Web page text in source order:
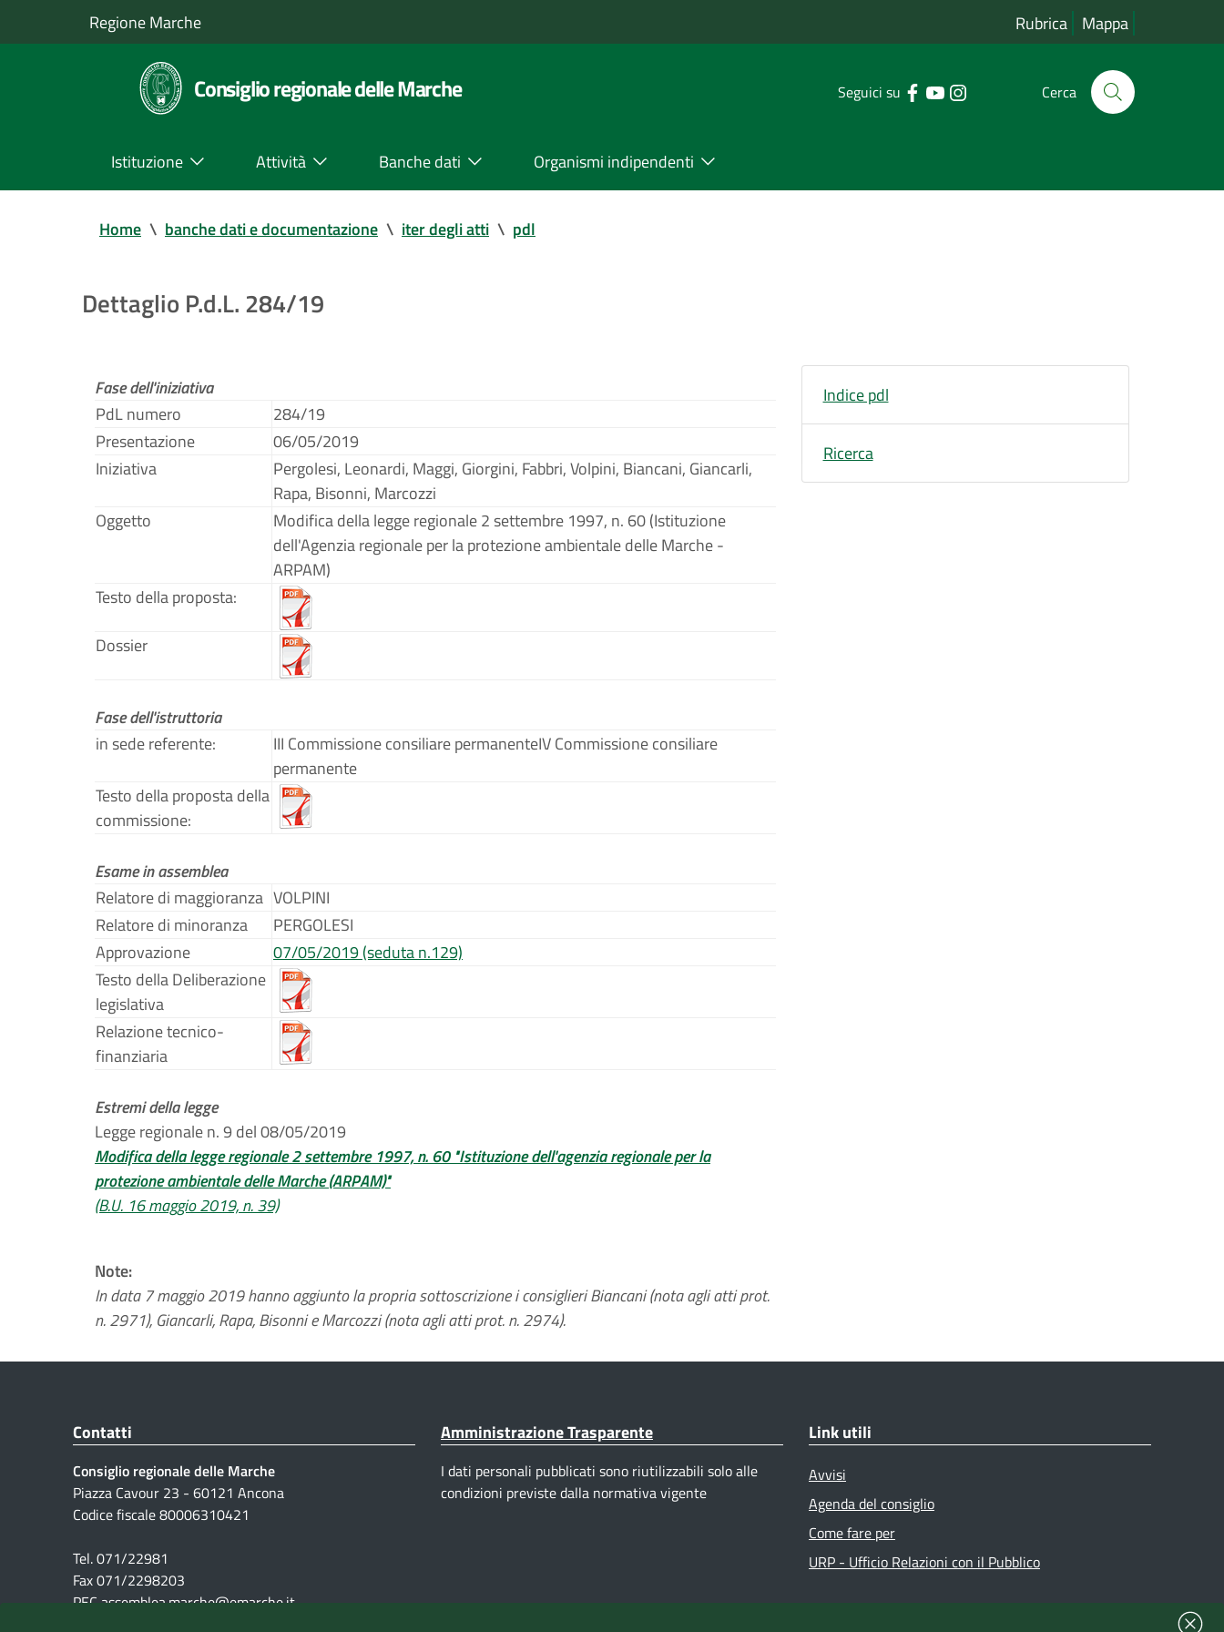
Regione Marche Rubrica Mappa
Consiglio regionale delle Marche Seguici su Cerca
Istituzione Attività Banche dati Organismi indipendenti
Home \ banche dati e documentazione \ iter degli atti \ pdl
Dettaglio P.d.L. 284/19
Fase dell'iniziativa
PdL numero
284/19
Presentazione
06/05/2019
Iniziativa
Pergolesi, Leonardi, Maggi, Giorgini, Fabbri, Volpini, Biancani, Giancarli,
Rapa, Bisonni, Marcozzi
Oggetto
Modifica della legge regionale 2 settembre 1997, n. 60 (Istituzione
dell'Agenzia regionale per la protezione ambientale delle Marche -
ARPAM)
Testo della proposta:
Dossier
Fase dell'istruttoria
in sede referente:
III Commissione consiliare permanenteIV Commissione consiliare
permanente
Testo della proposta della
commissione:
Esame in assemblea
Relatore di maggioranza VOLPINI
Relatore di minoranza
PERGOLESI
Approvazione
07/05/2019 (seduta n.129)
Testo della Deliberazione
legislativa
Relazione tecnico-
finanziaria
Estremi della legge
Legge regionale n. 9 del 08/05/2019
Modifica della legge regionale 2 settembre 1997, n. 60 "Istituzione dell'agenzia regionale per la
protezione ambientale delle Marche (ARPAM)"
(B.U. 16 maggio 2019, n. 39)
Note:
In data 7 maggio 2019 hanno aggiunto la propria sottoscrizione i consiglieri Biancani (nota agli atti prot.
n. 2971), Giancarli, Rapa, Bisonni e Marcozzi (nota agli atti prot. n. 2974).
Indice pdl
Ricerca
Contatti
Consiglio regionale delle Marche
Piazza Cavour 23 - 60121 Ancona
Codice fiscale 80006310421
Tel. 071/22981
Fax 071/2298203
PEC assemblea.marche@emarche.it
Amministrazione Trasparente
I dati personali pubblicati sono riutilizzabili solo alle
condizioni previste dalla normativa vigente
Link utili
Avvisi
Agenda del consiglio
Come fare per
URP - Ufficio Relazioni con il Pubblico